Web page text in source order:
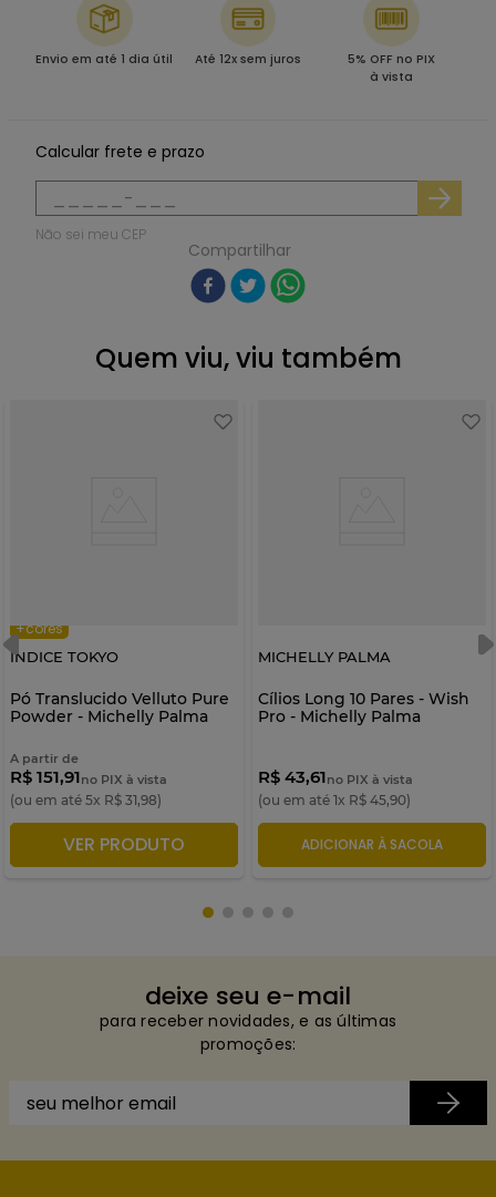
Envio em até 1 dia útil Até 12x sem juros
5% OFF no PIX
à vista
Calcular frete e prazo
Não sei meu CEP
Compartilhar
Quem viu, viu também
+cores
INDICE TOKYO
Pó Translucido Velluto Pure
Powder - Michelly Palma
A partir de
R$ 151,91no PIX à vista
(ou em até 5x R$ 31,98)
ADICIONAR À SACOLA
VER PRODUTO
MICHELLY PALMA
Cílios Long 10 Pares - Wish
Pro - Michelly Palma
R$ 43,61no PIX à vista
(ou em até 1x R$ 45,90)
ADICIONAR À SACOLA
deixe seu e-mail
para receber novidades, e as últimas
promoções: